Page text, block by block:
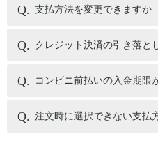
支払方法を変更できますか
クレジット決済の引き落と
コンビニ前払いの入金期限
注文時に選択できない支払